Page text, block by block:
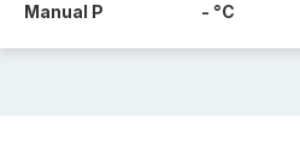
Manual P - °C